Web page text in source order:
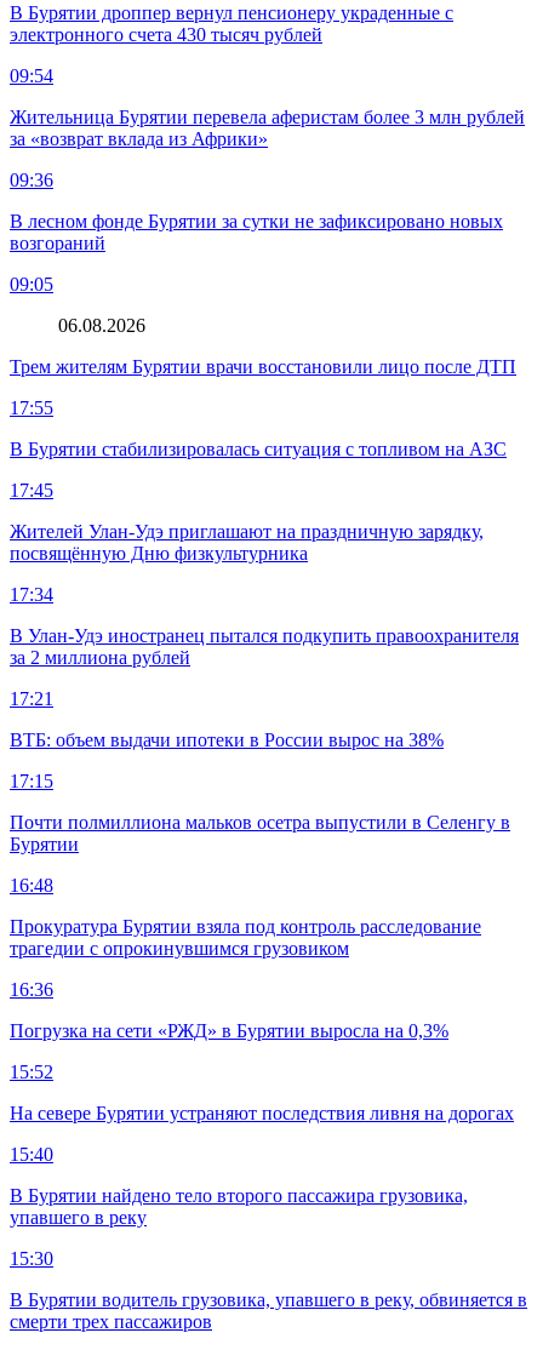
В Бурятии дроппер вернул пенсионеру украденные с
электронного счета 430 тысяч рублей
09:54
Жительница Бурятии перевела аферистам более 3 млн рублей
за «возврат вклада из Африки»
09:36
В лесном фонде Бурятии за сутки не зафиксировано новых
возгораний
09:05
06.08.2026
Трем жителям Бурятии врачи восстановили лицо после ДТП
17:55
В Бурятии стабилизировалась ситуация с топливом на АЗС
17:45
Жителей Улан-Удэ приглашают на праздничную зарядку,
посвящённую Дню физкультурника
17:34
В Улан-Удэ иностранец пытался подкупить правоохранителя
за 2 миллиона рублей
17:21
ВТБ: объем выдачи ипотеки в России вырос на 38%
17:15
Почти полмиллиона мальков осетра выпустили в Селенгу в
Бурятии
16:48
Прокуратура Бурятии взяла под контроль расследование
трагедии с опрокинувшимся грузовиком
16:36
Погрузка на сети «РЖД» в Бурятии выросла на 0,3%
15:52
На севере Бурятии устраняют последствия ливня на дорогах
15:40
В Бурятии найдено тело второго пассажира грузовика,
упавшего в реку
15:30
В Бурятии водитель грузовика, упавшего в реку, обвиняется в
смерти трех пассажиров